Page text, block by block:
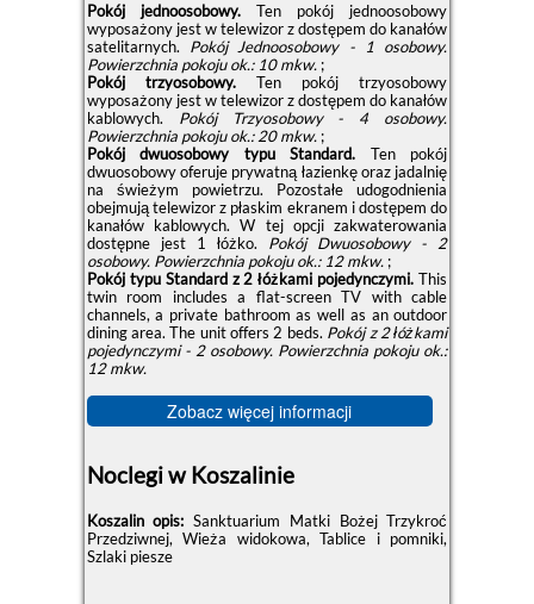
Pokój jednoosobowy.Ten pokój jednoosobowy
wyposażony jest w telewizor z dostępem do kanałów
satelitarnych. Pokój Jednoosobowy - 1 osobowy.
Powierzchnia pokoju ok.: 10 mkw.;
Pokój trzyosobowy.Ten pokój trzyosobowy
wyposażony jest w telewizor z dostępem do kanałów
kablowych. Pokój Trzyosobowy - 4 osobowy.
Powierzchnia pokoju ok.: 20 mkw.;
Pokój dwuosobowy typu Standard. Ten pokój
dwuosobowy oferuje prywatną łazienkę oraz jadalnię
na świeżym powietrzu. Pozostałe udogodnienia
obejmują telewizor z płaskim ekranem i dostępem do
kanałów kablowych. W tej opcji zakwaterowania
dostępne jest 1 łóżko. Pokój Dwuosobowy - 2
osobowy. Powierzchnia pokoju ok.: 12 mkw.;
Pokój typu Standard z 2 łóżkami pojedynczymi. This
twin room includes a flat-screen TV with cable
channels, a private bathroom as well as an outdoor
dining area. The unit offers 2 beds. Pokój z 2 łóżkami
pojedynczymi - 2 osobowy. Powierzchnia pokoju ok.:
12 mkw.
Zobacz więcej informacji
Noclegi w Koszalinie
Koszalin opis:Sanktuarium Matki Bożej Trzykroć
Przedziwnej, Wieża widokowa, Tablice i pomniki,
Szlaki piesze